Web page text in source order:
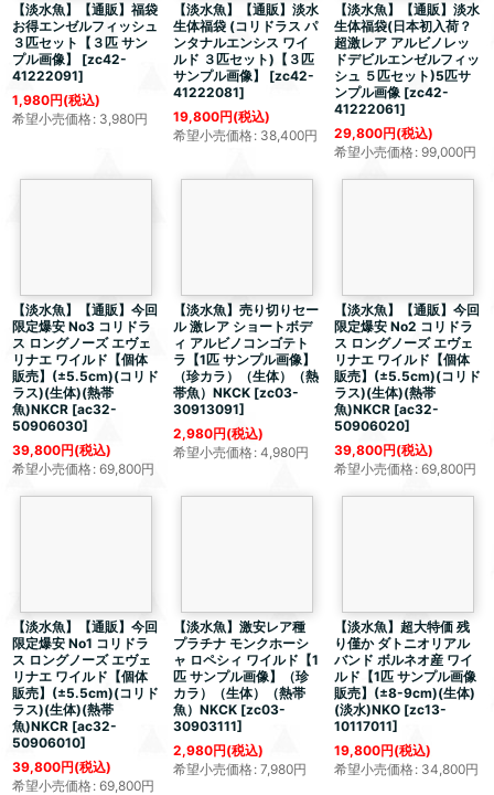
【淡水魚】【通販】福袋
お得エンゼルフィッシュ
３匹セット【３匹 サン
プル画像】
[zc42-
41222091]
1,980円(税込)
希望小売価格: 3,980円
【淡水魚】【通販】淡水
生体福袋 (コリドラス パ
ンタナルエンシス ワイ
ルド ３匹セット)【３匹
サンプル画像】
[zc42-
41222081]
19,800円(税込)
希望小売価格: 38,400円
【淡水魚】【通販】淡水
生体福袋(日本初入荷？
超激レア アルビノレッ
ドデビルエンゼルフィッ
シュ ５匹セット)5匹サ
ンプル画像 [zc42-
41222061]
29,800円(税込)
希望小売価格: 99,000円
【淡水魚】【通販】今回
限定爆安 No3 コリドラ
ス ロングノーズ エヴェ
リナエ ワイルド【個体
販売】(±5.5cm)(コリド
ラス)(生体)(熱帯
魚)NKCR [ac32-
50906030]
39,800円(税込)
希望小売価格: 69,800円
【淡水魚】売り切りセー
ル 激レア ショートボデ
ィ アルビノコンゴテト
ラ【1匹 サンプル画像】
（珍カラ）（生体）（熱
帯魚）NKCK [zc03-
30913091]
2,980円(税込)
希望小売価格: 4,980円
【淡水魚】【通販】今回
限定爆安 No2 コリドラ
ス ロングノーズ エヴェ
リナエ ワイルド【個体
販売】(±5.5cm)(コリド
ラス)(生体)(熱帯
魚)NKCR [ac32-
50906020]
39,800円(税込)
希望小売価格: 69,800円
【淡水魚】【通販】今回
限定爆安 No1 コリドラ
ス ロングノーズ エヴェ
リナエ ワイルド【個体
販売】(±5.5cm)(コリド
ラス)(生体)(熱帯
魚)NKCR [ac32-
50906010]
39,800円(税込)
希望小売価格: 69,800円
【淡水魚】激安レア種
プラチナ モンクホーシ
ャ ロペシィ ワイルド【1
匹 サンプル画像】（珍
カラ）（生体）（熱帯
魚）NKCK [zc03-
30903111]
2,980円(税込)
希望小売価格: 7,980円
【淡水魚】 超大特価残
り僅か ダトニオリアル
バンド ボルネオ産 ワイ
ルド【1匹 サンプル画像
販売】(±8-9cm)(生体)
(淡水)NKO [zc13-
10117011]
19,800円(税込)
希望小売価格: 34,800円